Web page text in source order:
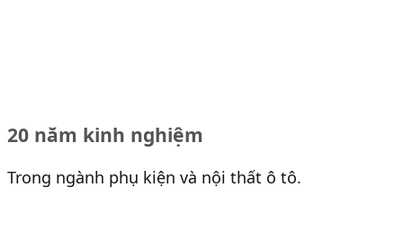
20 năm kinh nghiệm
Trong ngành phụ kiện và nội thất ô tô.